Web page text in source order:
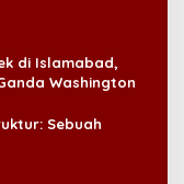
di Islamabad,
Washington
Sebuah